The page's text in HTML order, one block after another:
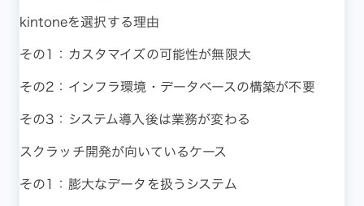
kintoneを選択する理由
その1：カスタマイズの可能性が無限大
その2：インフラ環境・データベースの構築が不要
その3：システム導入後は業務が変わる
スクラッチ開発が向いているケース
その1：膨大なデータを扱うシステム